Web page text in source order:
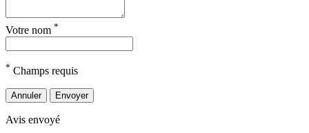
Votre nom *
* Champs requis
Annuler Envoyer
Avis envoyé